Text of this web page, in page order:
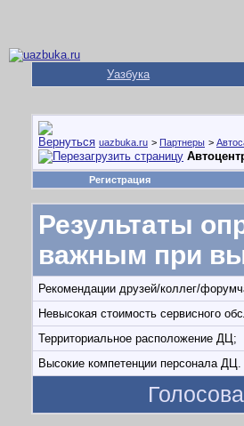
Уазбука
uazbuka.ru > Партнеры >
Регистрация
Результаты
важным при
Рекомендации друзей/коллег/
Невысокая стоимость сервисного
Территориальное расположение ДЦ;
Высокие компетенции персонала ДЦ.